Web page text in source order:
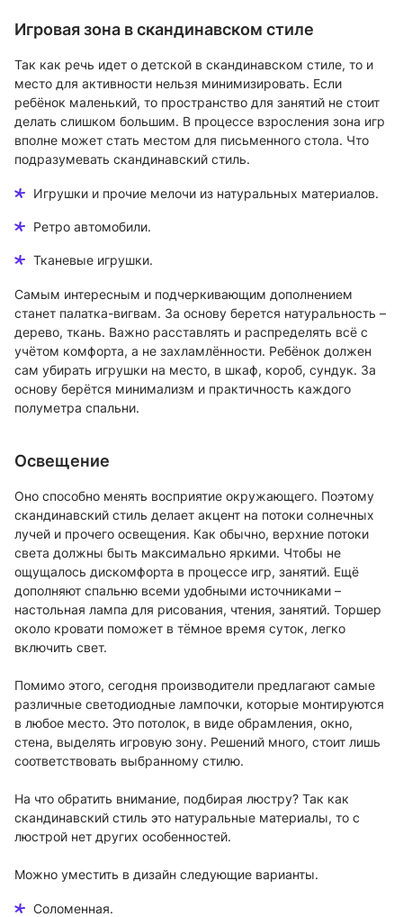
Игровая зона в скандинавском стиле
Так как речь идет о детской в скандинавском стиле, то и
место для активности нельзя минимизировать. Если
ребёнок маленький, то пространство для занятий не стоит
делать слишком большим. В процессе взросления зона игр
вполне может стать местом для письменного стола. Что
подразумевать скандинавский стиль.
Игрушки и прочие мелочи из натуральных материалов.
Ретро автомобили.
Тканевые игрушки.
Самым интересным и подчеркивающим дополнением
станет палатка-вигвам. За основу берется натуральность –
дерево, ткань. Важно расставлять и распределять всё с
учётом комфорта, а не захламлённости. Ребёнок должен
сам убирать игрушки на место, в шкаф, короб, сундук. За
основу берётся минимализм и практичность каждого
полуметра спальни.
Освещение
Оно способно менять восприятие окружающего. Поэтому
скандинавский стиль делает акцент на потоки солнечных
лучей и прочего освещения. Как обычно, верхние потоки
света должны быть максимально яркими. Чтобы не
ощущалось дискомфорта в процессе игр, занятий. Ещё
дополняют спальню всеми удобными источниками –
настольная лампа для рисования, чтения, занятий. Торшер
около кровати поможет в тёмное время суток, легко
включить свет.
Помимо этого, сегодня производители предлагают самые
различные светодиодные лампочки, которые монтируются
в любое место. Это потолок, в виде обрамления, окно,
стена, выделять игровую зону. Решений много, стоит лишь
соответствовать выбранному стилю.
На что обратить внимание, подбирая люстру? Так как
скандинавский стиль это натуральные материалы, то с
люстрой нет других особенностей.
Можно уместить в дизайн следующие варианты.
Соломенная.